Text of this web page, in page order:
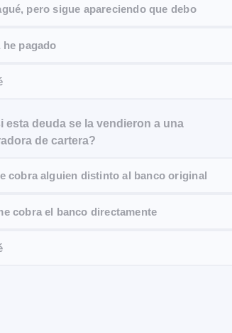
pero sigue apareciendo que debo
he pagado
esta deuda se la vendieron a una
de cartera?
cobra alguien distinto al banco original
cobra el banco directamente